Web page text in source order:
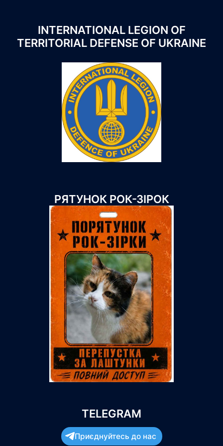
INTERNATIONAL LEGION OF
TERRITORIAL DEFENSE OF UKRAINE
РЯТУНОК РОК-ЗІРОК
TELEGRAM
Приєднуйтесь до нас